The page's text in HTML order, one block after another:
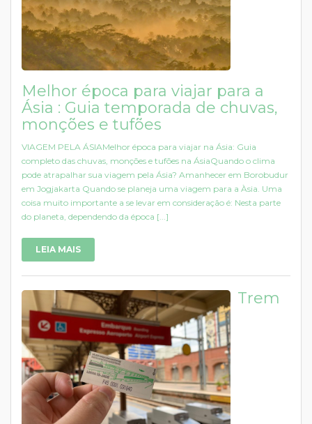
Melhor época para viajar para a
Ásia : Guia temporada de chuvas,
monções e tufões
VIAGEM PELA ÁSIAMelhor época para viajar na Ásia: Guia
completo das chuvas, monções e tufões na ÁsiaQuando o clima
pode atrapalhar sua viagem pela Ásia? Amanhecer em Borobudur
em Jogjakarta Quando se planeja uma viagem para a Àsia. Uma
coisa muito importante a se levar em consideração é: Nesta parte
do planeta, dependendo da época [...]
LEIA MAIS
Trem